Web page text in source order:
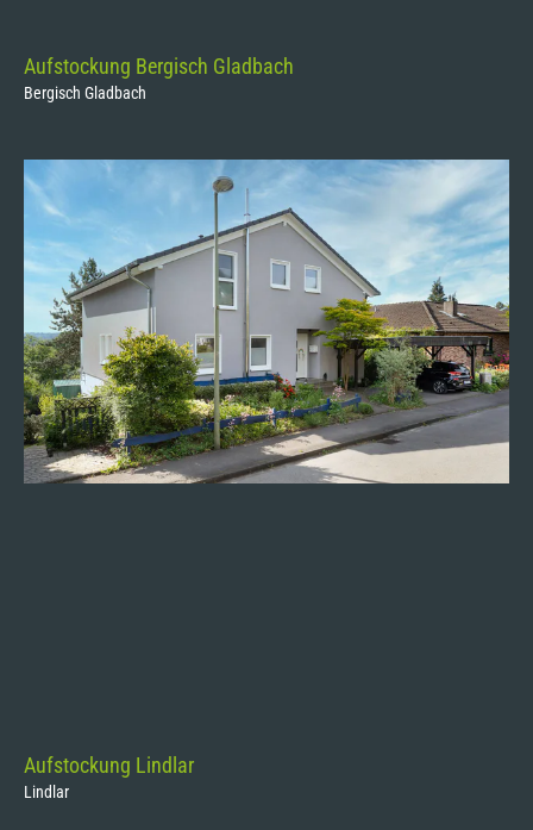
Aufstockung Bergisch Gladbach
Bergisch Gladbach
Aufstockung Lindlar
Lindlar